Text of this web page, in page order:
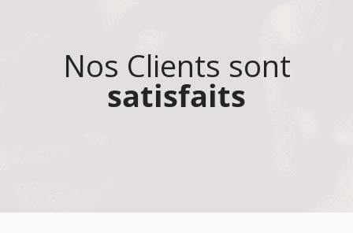
Nos Clients sont
satisfaits